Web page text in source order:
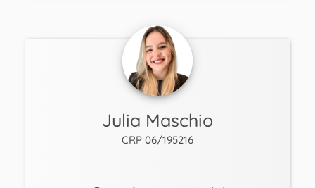
Julia Maschio
CRP 06/195216